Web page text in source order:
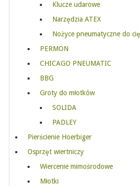
Klucze udarowe
Narzędzia ATEX
Nożyce pneumatyczne do
PERMON
CHICAGO PNEUMATIC
BBG
Groty do młotków
SOLIDA
PADLEY
Pierścienie Hoerbiger
Osprzęt wiertniczy
Wiercenie mimośrodowe
Młotki